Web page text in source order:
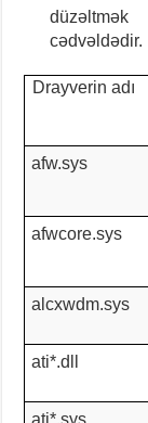
cədvəldədir.
Drayverin adı
afw.sys
afwcore.sys
alcxwdm.sys
ati*.dll
ati*.sys